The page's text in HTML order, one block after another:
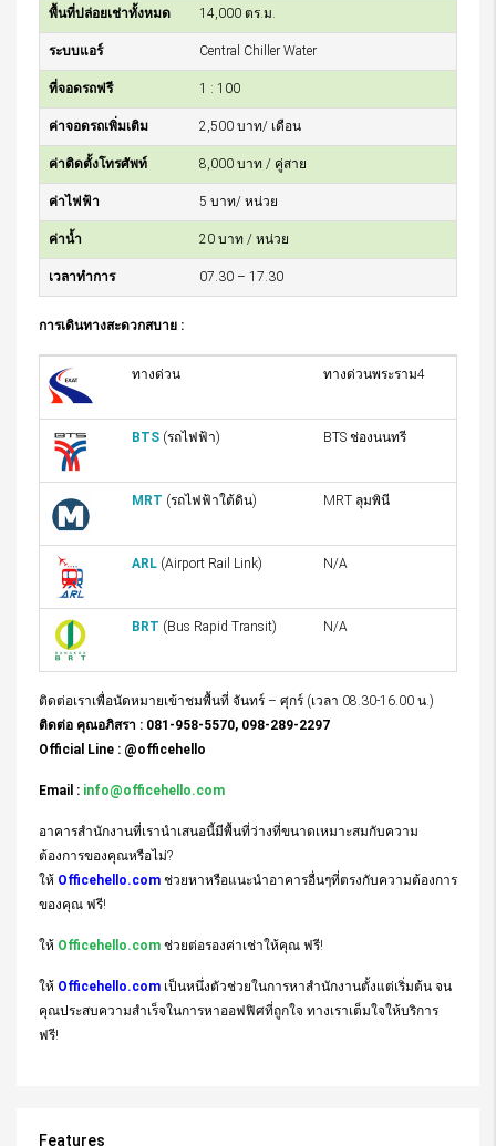
พื้นที่ปล่อยเช่าทั้งหมด 14,000 ตร.ม.
ระบบแอร์ Central Chiller Water
ที่จอดรถฟรี 1 : 100
ค่าจอดรถเพิ่มเติม 2,500 บาท/ เดือน
ค่าติดตั้งโทรศัพท์ 8,000 บาท / คู่สาย
ค่าไฟฟ้า 5 บาท/ หน่วย
ค่าน้ำ 20 บาท / หน่วย
เวลาทำการ 07.30 – 17.30
การเดินทางสะดวกสบาย :
ทางด่วน ทางด่วนพระราม4
BTS (รถไฟฟ้า) BTS ช่องนนทรี
MRT (รถไฟฟ้าใต้ดิน) MRT ลุมพินี
ARL (Airport Rail Link) N/A
BRT (Bus Rapid Transit) N/A
ติดต่อเราเพื่อนัดหมายเข้าชมพื้นที่ จันทร์ – ศุกร์ (เวลา 08.30-16.00 น.)
ติดต่อ คุณอภิสรา : 081-958-5570, 098-289-2297
Official Line : @officehello
Email : info@officehello.com
อาคารสำนักงานที่เรานำเสนอนี้มีพื้นที่ว่างที่ขนาดเหมาะสมกับความ
ต้องการของคุณหรือไม่?
ให้ Officehello.com ช่วยหาหรือแนะนำอาคารอื่นๆที่ตรงกับความต้องการ
ของคุณ ฟรี!
ให้ Officehello.com ช่วยต่อรองค่าเช่าให้คุณ ฟรี!
ให้ Officehello.com เป็นหนึ่งตัวช่วยในการหาสำนักงานตั้งแต่เริ่มต้น จน
คุณประสบความสำเร็จในการหาออฟฟิศที่ถูกใจ ทางเราเต็มใจให้บริการ
ฟรี!
Features